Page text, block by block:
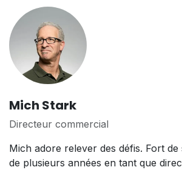
Mich Stark
Directeur commercial
Mich adore relever des défis. Fort
de plusieurs années en tant que